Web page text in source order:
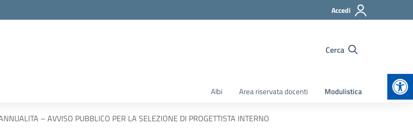
Accedi
Cerca
Albi Area riservata docenti Modulistica
– AVVISO PUBBLICO PER LA SELEZIONE DI PROGETTISTA INTERNO